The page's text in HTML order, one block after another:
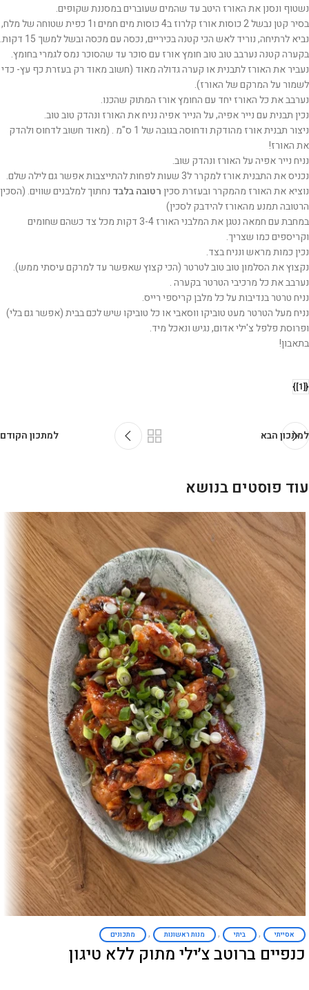
נשטוף ונסנן את האורז היטב עד שהמים שעוברים במסננת שקופים.
בסיר קטן נבשל 2 כוסות אורז קלרוז ב4 כוסות מים חמים ו1 כפית שטוחה של מלח,
נביא לרתיחה, נוריד לאש הכי קטנה בכיריים, נכסה עם מכסה ובשל למשך 15 דקות.
בקערה קטנה נערבב טוב טוב חומץ אורז עם סוכר עד שהסוכר נמס לגמרי בחומץ.
נעביר את האורז לתבנית או קערה גדולה מאוד (חשוב מאוד רק בעזרת כף עץ- כדי
לשמור על המרקם של האורז).
נערבב את כל האורז יחד עם החומץ אורז המתוק שהכנו.
נכין תבנית עם נייר אפיה, על הנייר אפיה נניח את האורז ונהדק טוב טוב.
ניצור תבנית אורז מהודקת ודחוסה בגובה של 1 ס"מ . (מאוד חשוב לדחוס ולהדק
את האורז!
נניח נייר אפיה על האורז ונהדק שוב.
נכניס את התבנית אורז למקרר ל3 שעות לפחות להתייצבות אפשר גם לילה שלם.
נוציא את האורז מהמקרר ובעזרת סכין רטובה בלבד נחתוך למלבנים שווים. (הסכין
הרטובה תמנע מהאורז להידבק לסכין)
במחבת עם חמאה נטגן את המלבני האורז 3-4 דקות מכל צד כשהם שחומים
וקריספים כמו שצריך.
נכין כמות מראש ונניח בצד.
נקצוץ את הסלמון טוב טוב לטרטר (הכי קצוץ שאפשר עד למרקם עיסתי ממש).
נערבב את כל מרכיבי הטרטר בקערה .
נניח טרטר בנדיבות על כל מלבן קריספי רייס.
נניח מעל הטרטר מעט טוביקו ווסאבי או כל טוביקו שיש לכם בבית (אפשר גם בלי)
ופרוסת פלפל צ'ילי אדום, נגיש ונאכל מיד.
בתאבון!
{[1]}
למתכון הבא למתכון הקודם
עוד פוסטים בנושא
אסייתי , ביתי , מנות ראשונות , מתכונים
כנפיים ברוטב צ׳ילי מתוק ללא טיגון